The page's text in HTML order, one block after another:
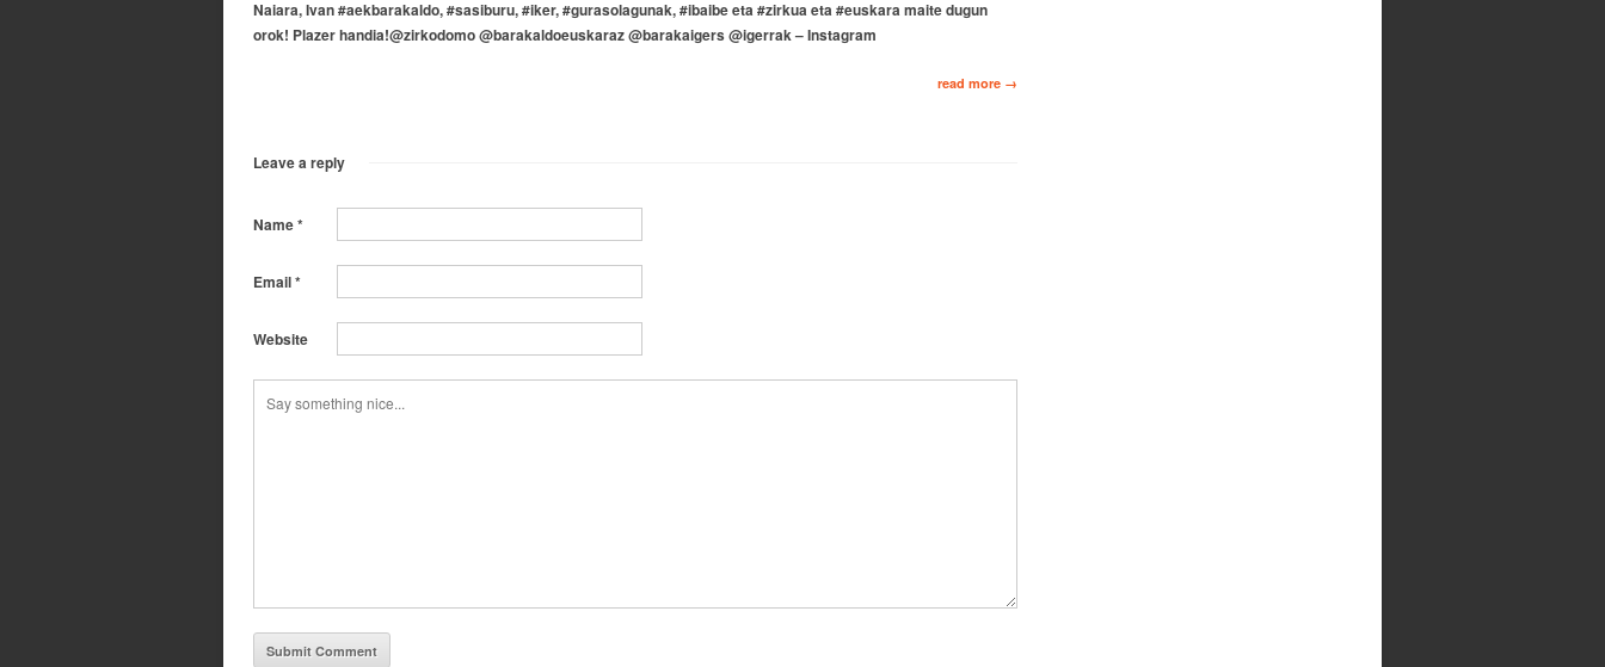
Naiara, Ivan #aekbarakaldo, #sasiburu, #iker, #gurasolagunak, #ibaibe eta #zirkua eta #euskara maite dugun
orok! Plazer handia!@zirkodomo @barakaldoeuskaraz @barakaigers @igerrak – Instagram
read more →
Leave a reply
Name*
Email*
Website